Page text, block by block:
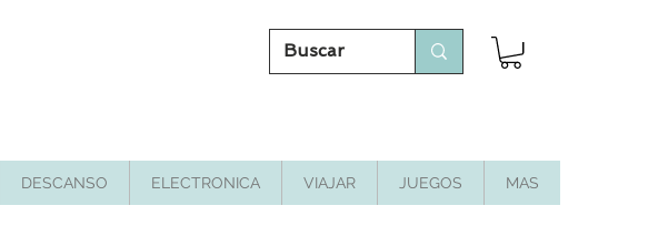
DESCANSO ELECTRONICA VIAJAR JUEGOS MAS